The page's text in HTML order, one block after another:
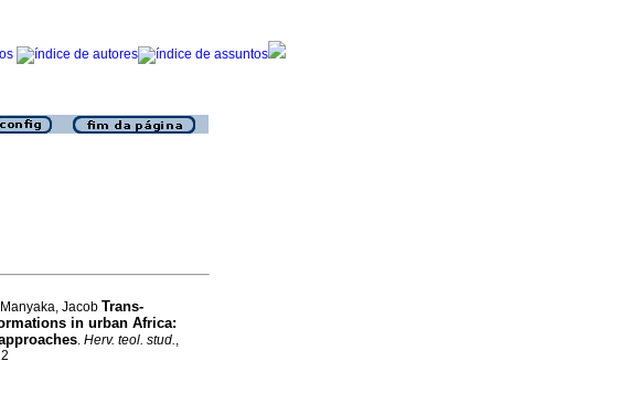
Jacob Trans-
in urban Africa:
. Herv. teol. stud.,